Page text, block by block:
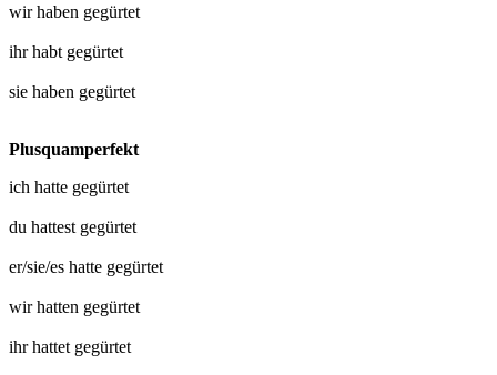
wir haben gegürtet
ihr habt gegürtet
sie haben gegürtet
Plusquamperfekt
ich hatte gegürtet
du hattest gegürtet
er/sie/es hatte gegürtet
wir hatten gegürtet
ihr hattet gegürtet